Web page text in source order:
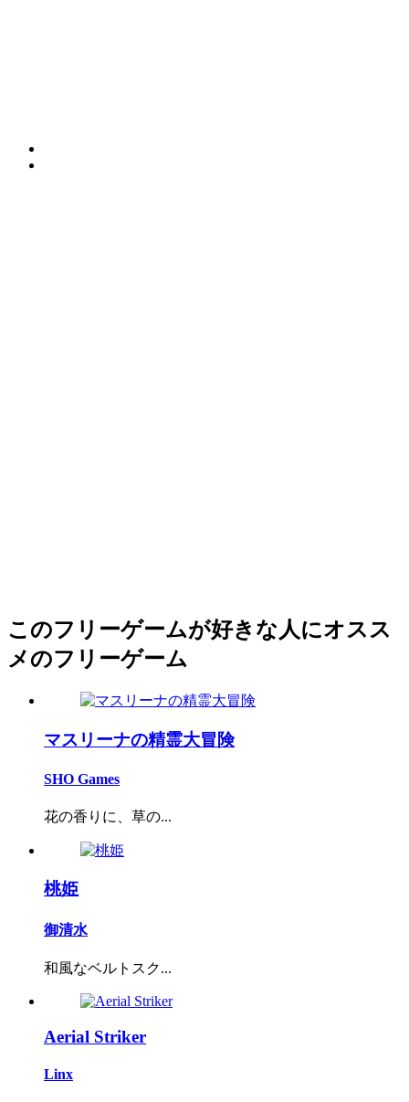
このフリーゲームが好きな人にオスス
メのフリーゲーム
マスリーナの精霊大冒険
SHO Games
花の香りに、草の...
桃姫
御清水
和風なベルトスク...
Aerial Striker
Linx